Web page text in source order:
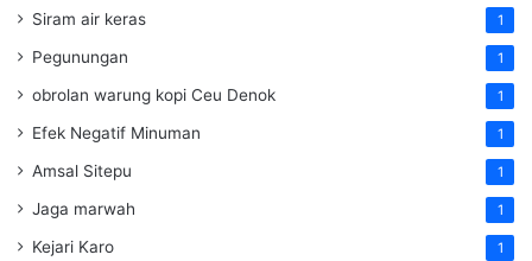
Siram air keras 1
Pegunungan 1
obrolan warung kopi Ceu Denok 1
Efek Negatif Minuman 1
Amsal Sitepu 1
Jaga marwah 1
Kejari Karo 1